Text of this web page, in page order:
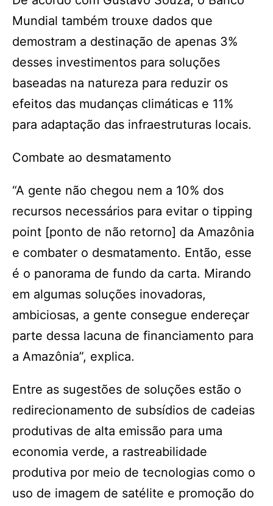
Mundial também trouxe dados que
demostram a destinação de apenas 3%
desses investimentos para soluções
baseadas na natureza para reduzir os
efeitos das mudanças climáticas e 11%
para adaptação das infraestruturas locais.
Combate ao desmatamento
“A gente não chegou nem a 10% dos
recursos necessários para evitar o tipping
point [ponto de não retorno] da Amazônia
e combater o desmatamento. Então, esse
é o panorama de fundo da carta. Mirando
em algumas soluções inovadoras,
ambiciosas, a gente consegue endereçar
parte dessa lacuna de financiamento para
a Amazônia”, explica.
Entre as sugestões de soluções estão o
redirecionamento de subsídios de cadeias
produtivas de alta emissão para uma
economia verde, a rastreabilidade
produtiva por meio de tecnologias como o
uso de imagem de satélite e promoção do